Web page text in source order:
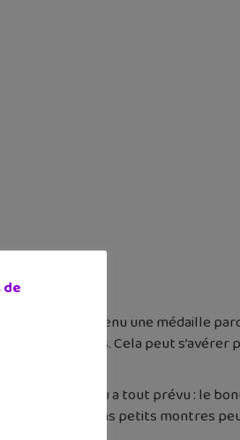
si tu as obtenu une médaille
Cela peut
du jeu a tout prévu : le
Mais certains petits montres
de